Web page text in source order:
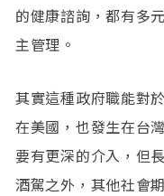
的健康諮詢，都有多
主管理。
其實這種政府職能對
在美國，也發生在台
要有更深的介入，但
酒駕之外，其他社會